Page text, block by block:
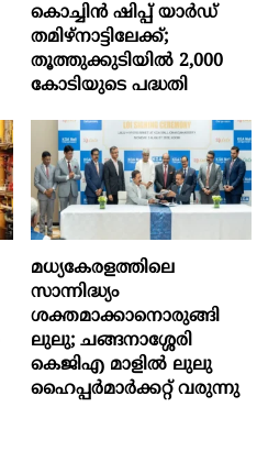
കൊച്ചിന്‍ ഷിപ്പ് യാർഡ്
തമിഴ്നാട്ടിലേക്ക്;
തൂത്തുക്കുടിയിൽ 2,000
കോടിയുടെ പദ്ധതി
മധ്യകേരളത്തിലെ
സാന്നിദ്ധ്യം
ശക്തമാക്കാനൊരുങ്ങി
ലുലു; ചങ്ങനാശ്ശേരി
കെജിഎ മാളിൽ ലുലു
ഹൈപ്പർമാർക്കറ്റ് വരുന്നു